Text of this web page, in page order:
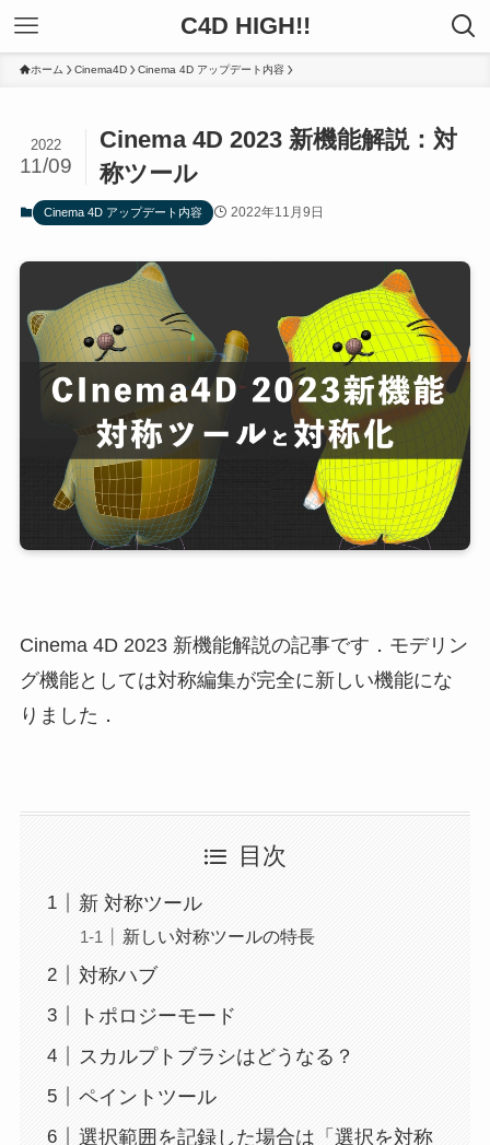
C4D HIGH!!
ホーム Cinema4D Cinema 4D アップデート内容
Cinema 4D 2023 新機能解説：対
称ツール
2022
11/09
Cinema 4D アップデート内容 2022年11月9日
Cinema 4D 2023 新機能解説の記事です．モデリン
グ機能としては対称編集が完全に新しい機能にな
りました．
目次
新 対称ツール
新しい対称ツールの特長
対称ハブ
トポロジーモード
スカルプトブラシはどうなる？
ペイントツール
選択範囲を記録した場合は「選択を対称